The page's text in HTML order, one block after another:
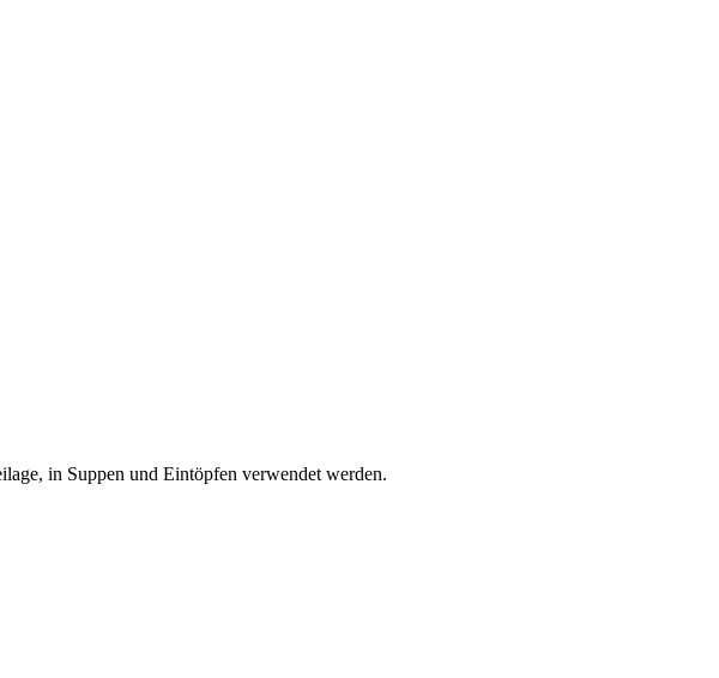
in Suppen und Eintöpfen verwendet werden.